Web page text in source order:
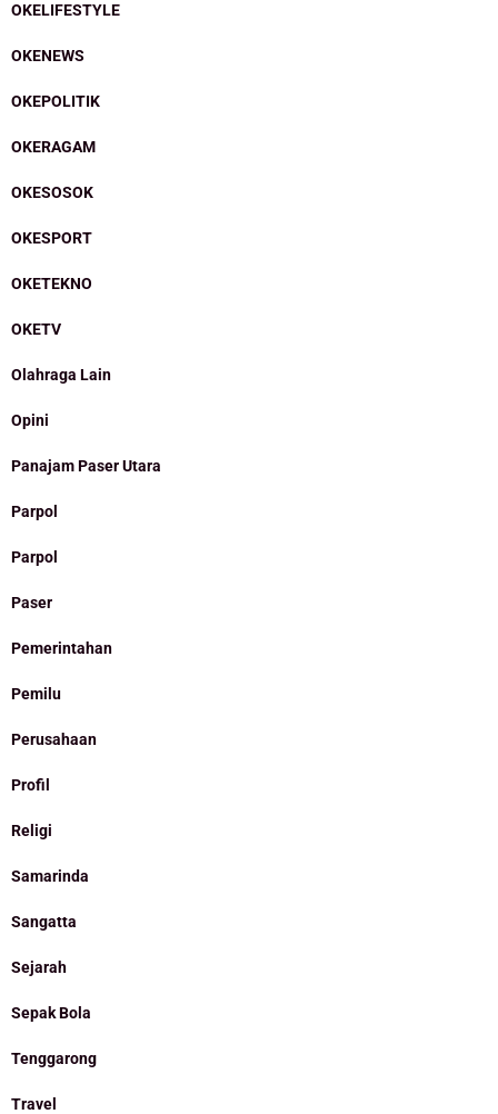
OKELIFESTYLE
OKENEWS
OKEPOLITIK
OKERAGAM
OKESOSOK
OKESPORT
OKETEKNO
OKETV
Olahraga Lain
Opini
Panajam Paser Utara
Parpol
Parpol
Paser
Pemerintahan
Pemilu
Perusahaan
Profil
Religi
Samarinda
Sangatta
Sejarah
Sepak Bola
Tenggarong
Travel